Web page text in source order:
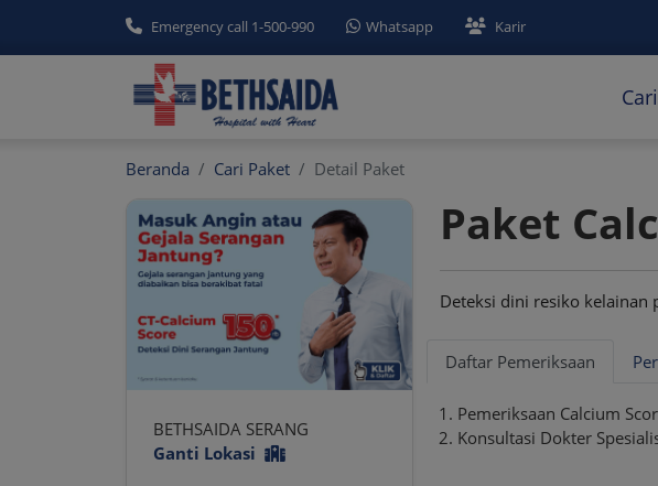
Emergency call 1-500-990 Whatsapp Karir
Beranda Cari Paket Detail Paket
BETHSAIDA SERANG
Ganti Lokasi
Paket
Deteksi dini resiko kelainan
Daftar Pemeriksaan
Pemeriksaan Calcium
Konsultasi Dokter